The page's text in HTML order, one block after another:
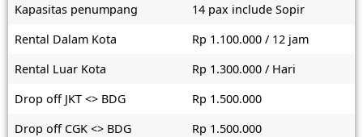
Kapasitas penumpang
14 pax include Sopir
Rental Dalam Kota
Rp 1.100.000 / 12 jam
Rental Luar Kota
Rp 1.300.000 / Hari
Drop off JKT <> BDG
Rp 1.500.000
Drop off CGK <> BDG
Rp 1.500.000